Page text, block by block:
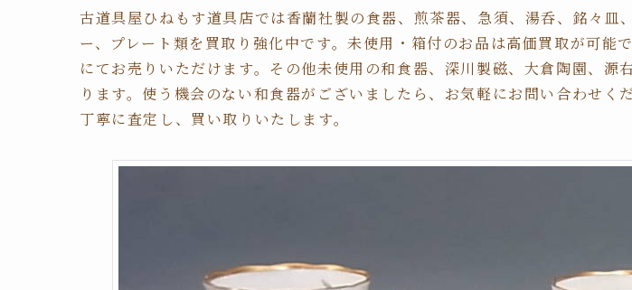
古道具屋ひねもす道具店では香蘭社製の食器、煎茶器、急須、湯呑、銘々皿
ー、プレート類を買取り強化中です。未使用・箱付のお品は高価買取が可能
にてお売りいただけます。その他未使用の和食器、深川製磁、大倉陶園、源
ります。使う機会のない和食器がございましたら、お気軽にお問い合わせく
丁寧に査定し、買い取りいたします。